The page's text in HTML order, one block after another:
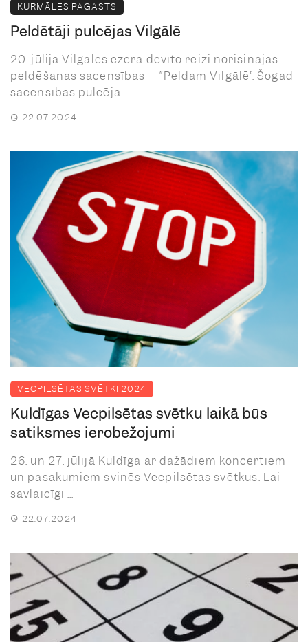
KURMĀLES PAGASTS
Peldētāji pulcējas Vilgālē
20. jūlijā Vilgāles ezerā devīto reizi norisinājās
peldēšanas sacensības – “Peldam Vilgālē”. Šogad
sacensības pulcēja ...
22.07.2024
VECPILSĒTAS SVĒTKI 2024
Kuldīgas Vecpilsētas svētku laikā būs
satiksmes ierobežojumi
26. un 27. jūlijā Kuldīga ar dažādiem koncertiem
un pasākumiem svinēs Vecpilsētas svētkus. Lai
savlaicīgi ...
22.07.2024